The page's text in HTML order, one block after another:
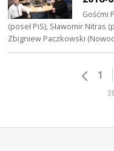
Gośćmi
(poseł PiS), Sławomir Nitras
Zbigniew Paczkowski
1